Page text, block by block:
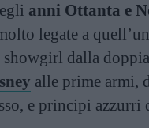
anni Ottanta e
legate a
dalla
alle prime armi,
e principi azzurri